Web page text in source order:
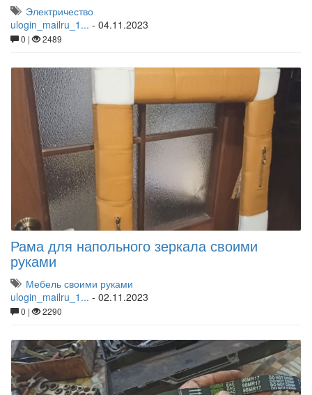
Электричество
ulogin_mailru_1... - 04.11.2023
0 | 2489
Рама для напольного зеркала своими
руками
Мебель своими руками
ulogin_mailru_1... - 02.11.2023
0 | 2290